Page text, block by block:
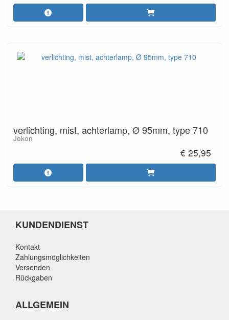
verlichting, mist, achterlamp, Ø 95mm, type 710
Jokon
€ 25,95
KUNDENDIENST
Kontakt
Zahlungsmöglichkeiten
Versenden
Rückgaben
ALLGEMEIN